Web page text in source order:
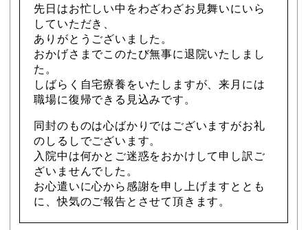
先日はお忙しい中をわざわざお見舞いにいら
していただき、
ありがとうございました。
おかげさまでこのたび無事に退院いたしまし
た。
しばらく自宅療養をいたしますが、来月には
職場に復帰できる見込みです。
同封のものは心ばかりではございますがお礼
のしるしでございます。
入院中は何かとご迷惑をおかけして申し訳ご
ざいませんでした。
お心遣いに心から感謝を申し上げますととも
に、快気のご報告とさせて頂きます。